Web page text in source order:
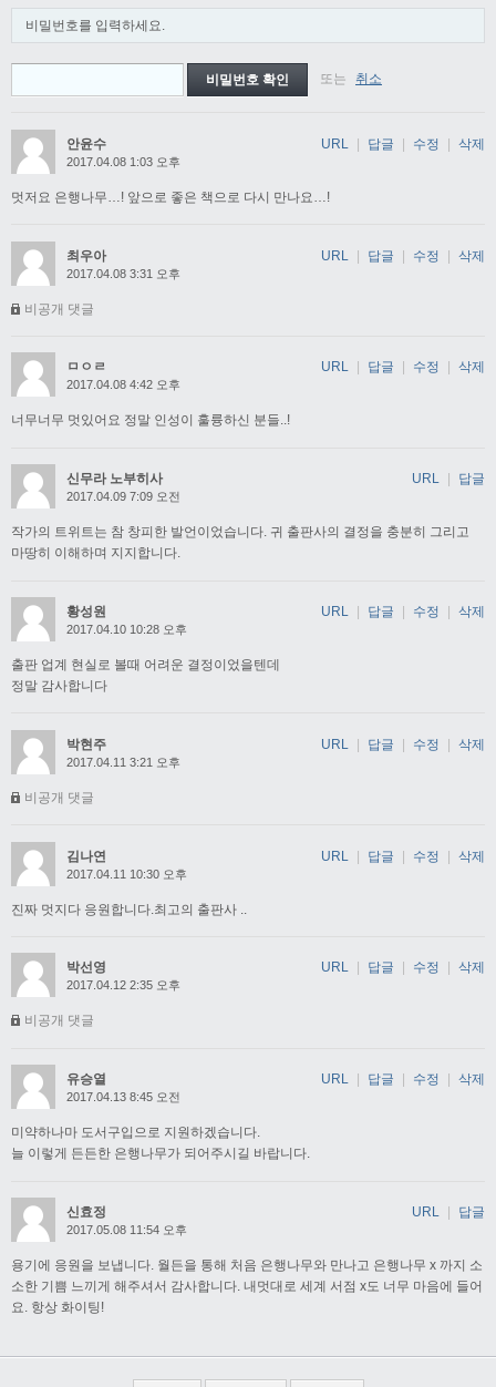
비밀번호를 입력하세요.
또는 취소
안윤수
2017.04.08 1:03 오후
멋저요 은행나무…! 앞으로 좋은 책으로 다시 만나요…!
URL | 답글 | 수정 | 삭제
최우아
2017.04.08 3:31 오후
비공개 댓글
URL | 답글 | 수정 | 삭제
ㅁㅇㄹ
2017.04.08 4:42 오후
너무너무 멋있어요 정말 인성이 훌륭하신 분들..!
URL 답글 수정 삭제
신무라 노부히사
2017.04.09 7:09 오전
작가의 트위트는 참 창피한 발언이었습니다. 귀 출판사의 결정을 충분히 그리고
마땅히 이해하며 지지합니다.
URL 답글
황성원
2017.04.10 10:28 오후
출판 업계 현실로 볼때 어려운 결정이었을텐데
정말 감사합니다
URL 답글 수정 삭제
박현주
2017.04.11 3:21 오후
비공개 댓글
URL | 답글 | 수정 | 삭제
김나연
2017.04.11 10:30 오후
진짜 멋지다 응원합니다.최고의 출판사 ..
URL | 답글 | 수정 | 삭제
박선영
2017.04.12 2:35 오후
비공개 댓글
URL 답글 수정 삭제
유승열
2017.04.13 8:45 오전
미약하나마 도서구입으로 지원하겠습니다.
늘 이렇게 든든한 은행나무가 되어주시길 바랍니다.
URL 답글 수정 삭제
신효정
2017.05.08 11:54 오후
용기에 응원을 보냅니다. 월든을 통해 처음 은행나무와 만나고 은행나무 x 까지 소
소한 기쁨 느끼게 해주셔서 감사합니다. 내멋대로 세계 서점 x도 너무 마음에 들어
요. 항상 화이팅!
URL 답글